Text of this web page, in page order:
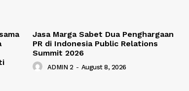
Jasa Marga Sabet Dua Penghargaan
PR di Indonesia Public Relations
Summit 2026
ADMIN 2 - August 8, 2026